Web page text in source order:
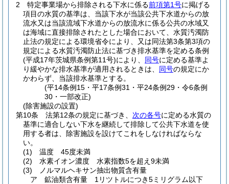
2
特定事業場から排除される下水に係る前項第1号に掲げる
項目の水質の基準は、当該下水が当該公共下水道からの放
流水又は当該流域下水道からの放流水に係る公共の水域又
は海域に直接排除されたとした場合において、水質汚濁防
止法の規定による環境省令により、又は同法第3条第3項の
規定による水質汚濁防止法に基づき排水基準を定める条例
(平成17年茨城県条例第11号)により、 同号に定める基準よ
り緩やかな排水基準が適用されるときは、 同号の規定にか
かわらず、当該排水基準とする。
(平14条例15・平17条例31・平24条例29・令6条例
30・一部改正)
(除害施設の設置)
第10条
法第12条の規定に基づき、 次の各号に定める水質の
基準に適合しない下水を継続して排除して公共下水道を使
用する者は、除害施設を設けてこれをしなければならな
い。
(1)
温度 45度未満
(2)
水素イオン濃度 水素指数5を超え9未満
(3)
ノルマルヘキサン抽出物質含有量
ア
鉱油類含有量 1リツトルにつき5ミリグラム以下